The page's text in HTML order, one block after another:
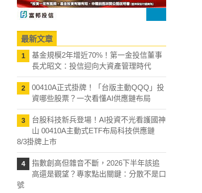
最新文章
1
基金規模2年增近70%！第一金投信董事
長尤昭文：投信迎向大資產管理時代
2
00410A正式掛牌！「台版主動QQQ」投
資哪些股票？一次看懂AI供應鏈布局
3
台股科技新兵登場！AI投資不光看護國神
山 00410A主動式ETF布局科技供應鏈
8/3掛牌上市
4
指數創高但雜音不斷，2026下半年該追
高還是觀望？專家點出關鍵：分散不是口
號